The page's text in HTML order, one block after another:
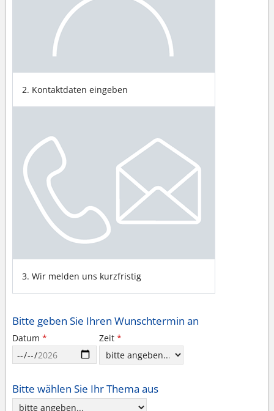
2. Kontaktdaten eingeben
3. Wir melden uns kurzfristig
Bitte geben Sie Ihren Wunschtermin an
Datum * Zeit *
Bitte wählen Sie Ihr Thema aus